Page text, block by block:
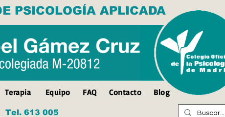
PSICOLOGÍA APLICADA
Terapia Equipo FAQ Contacto Blog
Tel. 613 005